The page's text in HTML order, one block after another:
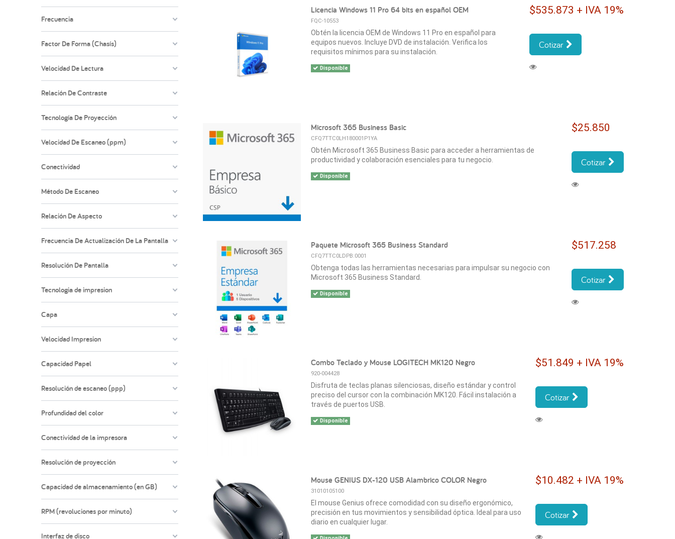
Licencia Windows 11 Pro 64 bits en español OEM
FQC-10553
Obtén la licencia OEM de Windows 11 Pro en español para
equipos nuevos. Incluye DVD de instalación. Verifica los
requisitos mínimos para su instalación.
Disponible
$535.873 + IVA 19%
Cotizar
Microsoft 365 Business Basic
CFQ7TTC0LH180001P1YA
Obtén Microsoft 365 Business Basic para acceder a herramientas de
productividad y colaboración esenciales para tu negocio.
Disponible
$25.850
Cotizar
Paquete Microsoft 365 Business Standard
CFQ7TTC0LDPB:0001
Obtenga todas las herramientas necesarias para impulsar su negocio con
Microsoft 365 Business Standard.
Disponible
$517.258
Cotizar
Combo Teclado y Mouse LOGITECH MK120 Negro
920-004428
Disfruta de teclas planas silenciosas, diseño estándar y control
preciso del cursor con la combinación MK120. Fácil instalación a
través de puertos USB.
Disponible
$51.849 + IVA 19%
Cotizar
Mouse GENIUS DX-120 USB Alambrico COLOR Negro
31010105100
El mouse Genius ofrece comodidad con su diseño ergonómico,
precisión en tus movimientos y sensibilidad óptica. Ideal para uso
diario en cualquier lugar.
$10.482 + IVA 19%
Cotizar
Frecuencia
Factor De Forma (Chasís)
Velocidad De Lectura
Relación De Contraste
Tecnología De Proyección
Velocidad De Escaneo (ppm)
Conectividad
Método De Escaneo
Relación De Aspecto
Frecuencia De Actualización De La Pantalla
Resolución De Pantalla
Tecnologia de impresion
Capa
Velocidad Impresion
Capacidad Papel
Resolución de escaneo (ppp)
Profundidad del color
Conectividad de la impresora
Resolución de proyección
Capacidad de almacenamiento (en GB)
RPM (revoluciones por minuto)
Interfaz de disco